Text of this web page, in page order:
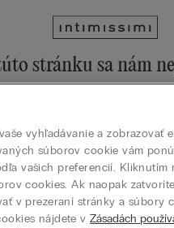
stránku sa nám
karta
vyhľadávanie a zobrazovať
súborov cookie vám
vašich preferencií. Kliknutím
cookies. Ak naopak
v prezeraní stránky a súbory
nájdete vZásadách